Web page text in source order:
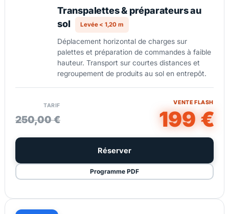
Transpalettes & préparateurs au
sol
Levée < 1,20 m
Déplacement horizontal de charges sur
palettes et préparation de commandes à faible
hauteur. Transport sur courtes distances et
regroupement de produits au sol en entrepôt.
TARIF
250,00 €
VENTE FLASH
199 €
Réserver
Programme PDF